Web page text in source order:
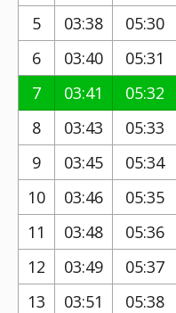
5
03:38 05:30
6
03:40 05:31
7
03:41 05:32
8
03:43 05:33
9
03:45 05:34
10
03:46 05:35
11
03:48 05:36
12
03:49 05:37
13
03:51 05:38